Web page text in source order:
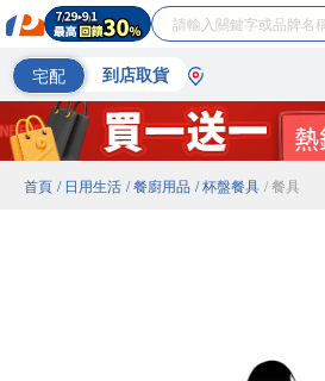
宅配 到店取貨
首頁 / 日用生活 / 餐廚用品 / 杯盤餐具 / 餐具